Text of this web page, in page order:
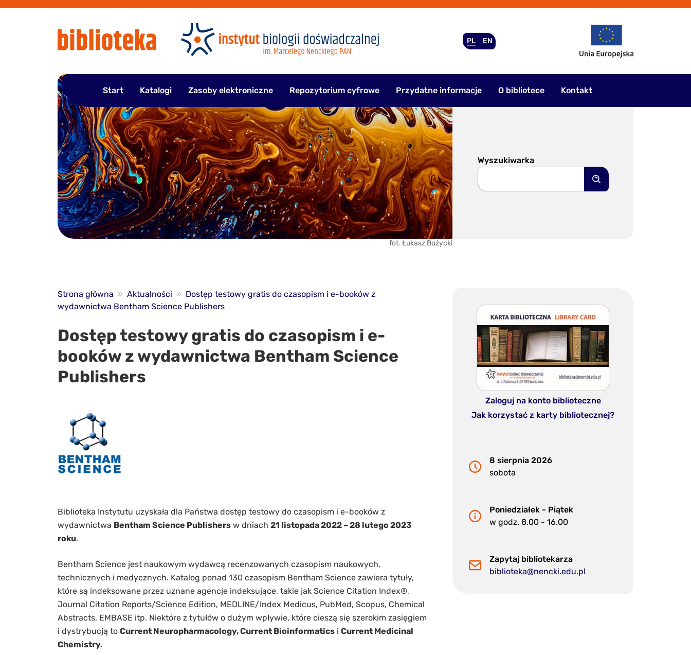
PL EN
Start Katalogi Zasoby elektroniczne Repozytorium cyfrowe Przydatne informacje O bibliotece Kontakt
fot. Łukasz Bożycki
Wyszukiwarka
Szukaj
Strona główna » Aktualności » Dostęp testowy gratis do czasopism i e-booków z
wydawnictwa Bentham Science Publishers
Dostęp testowy gratis do czasopism i e-
booków z wydawnictwa Bentham Science
Publishers
Biblioteka Instytutu uzyskała dla Państwa dostęp testowy do czasopism i e-booków z
wydawnictwa Bentham Science Publishers w dniach 21 listopada 2022 – 28 lutego 2023
roku.
Bentham Science jest naukowym wydawcą recenzowanych czasopism naukowych,
technicznych i medycznych. Katalog ponad 130 czasopism Bentham Science zawiera tytuły,
które są indeksowane przez uznane agencje indeksujące, takie jak Science Citation Index®,
Journal Citation Reports/Science Edition, MEDLINE/Index Medicus, PubMed, Scopus, Chemical
Abstracts, EMBASE itp. Niektóre z tytułów o dużym wpływie, które cieszą się szerokim zasięgiem
i dystrybucją to Current Neuropharmacology, Current Bioinformatics i Current Medicinal
Chemistry.
Zaloguj na konto biblioteczne
Jak korzystać z karty bibliotecznej?
8 sierpnia 2026
sobota
Poniedziałek - Piątek
w godz. 8.00 - 16.00
Zapytaj bibliotekarza
biblioteka@nencki.edu.pl